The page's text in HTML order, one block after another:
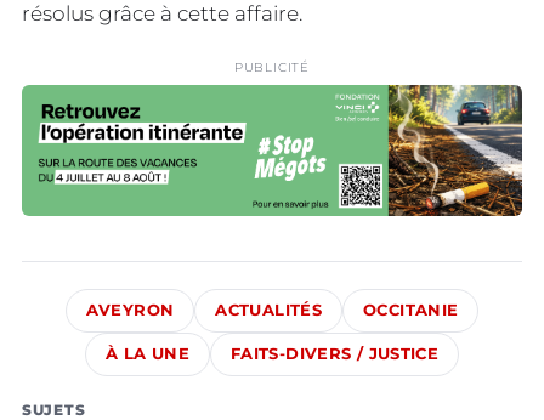
résolus grâce à cette affaire.
PUBLICITÉ
AVEYRON ACTUALITÉS OCCITANIE
À LA UNE FAITS-DIVERS / JUSTICE
SUJETS